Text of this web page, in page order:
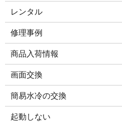
レンタル
修理事例
商品入荷情報
画面交換
簡易水冷の交換
起動しない